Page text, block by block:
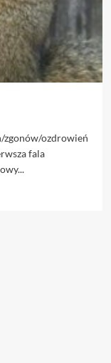
zgonów/ozdrowień
fala